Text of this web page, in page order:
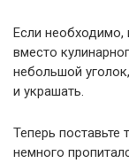
Если необходимо,
вместо
небольшой
и украшать.
Теперь поставьте
немного